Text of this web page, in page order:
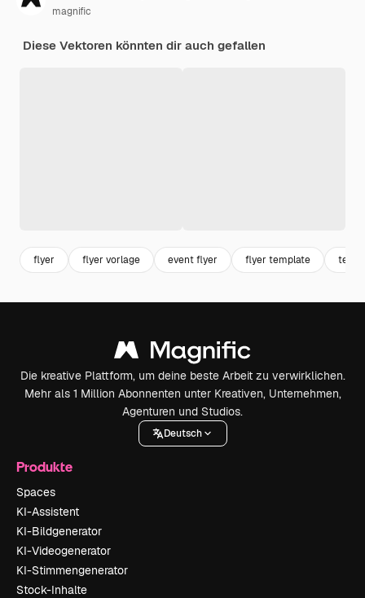
magnific
Diese Vektoren könnten dir auch gefallen
flyer flyer vorlage event flyer flyer template
Die kreative Plattform, um deine beste Arbeit zu verwirklichen.
Mehr als 1 Million Abonnenten unter Kreativen, Unternehmen,
Agenturen und Studios.
Deutsch
Produkte
Spaces
KI-Assistent
KI-Bildgenerator
KI-Videogenerator
KI-Stimmengenerator
Stock-Inhalte